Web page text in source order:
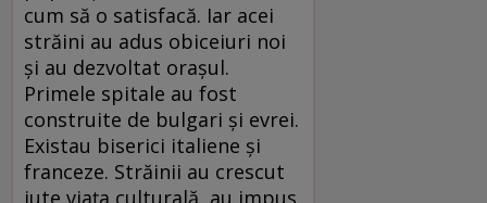
cum să o satisfacă. Iar acei
străini au adus obiceiuri noi
și au dezvoltat orașul.
Primele spitale au fost
construite de bulgari și evrei.
Existau biserici italiene și
franceze. Străinii au crescut